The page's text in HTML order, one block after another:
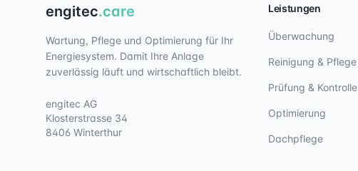
engitec.care
Wartung, Pflege und Optimierung für Ihr
Energiesystem. Damit Ihre Anlage
zuverlässig läuft und wirtschaftlich bleibt.
engitec AG
Klosterstrasse 34
8406 Winterthur
Leistungen
Überwachung
Reinigung & Pflege
Prüfung & Kontrolle
Optimierung
Dachpflege